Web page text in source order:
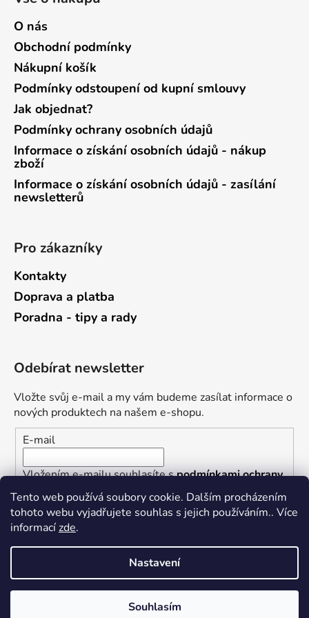
Tento web používá soubory cookie. Dalším procházením
tohoto webu vyjadřujete souhlas s jejich používáním.. Více
informacízde.
Nastavení
Souhlasím
O nás
Obchodní podmínky
Nákupní košík
Podmínky odstoupení od kupní smlouvy
Jak objednat?
Podmínky ochrany osobních údajů
Informace o získání osobních údajů - nákup
zboží
Informace o získání osobních údajů - zasílání
newsletterů
Pro zákazníky
Kontakty
Doprava a platba
Poradna - tipy a rady
Odebírat newsletter
Vložte svůj e-mail a my vám budeme zasílat informace o
nových produktech na našem e-shopu.
E-mail
Vložením e-mailu souhlasíte spodmínkami ochrany
osobních údajů
PŘIHLÁSIT SE
Vytvořil Shoptet
Železářství U Rotta